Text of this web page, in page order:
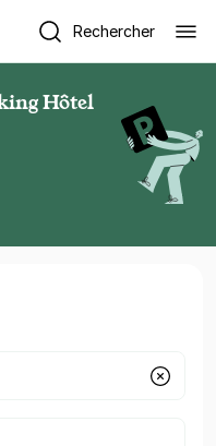
Rechercher
Hôtel